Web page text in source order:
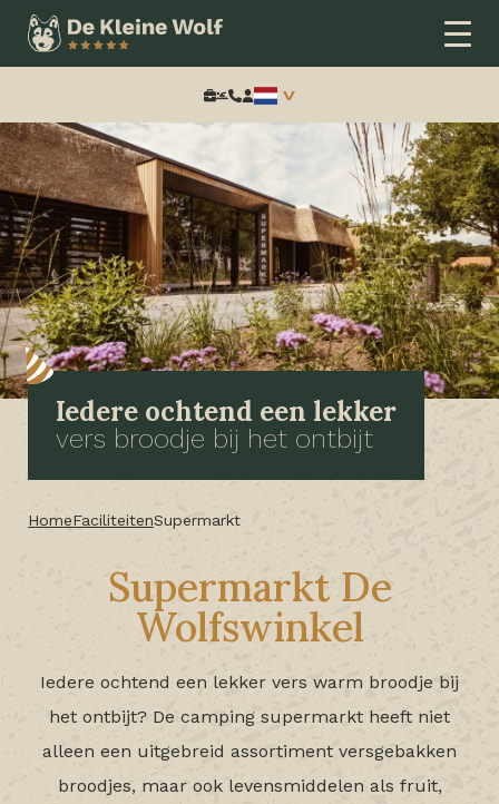
Zoeken:
Iedere ochtend een lekker
vers broodje bij het ontbijt
HomeFaciliteitenSupermarkt
Supermarkt De
Wolfswinkel
Iedere ochtend een lekker vers warm broodje bij
het ontbijt? De camping supermarkt heeft niet
alleen een uitgebreid assortiment versgebakken
broodjes, maar ook levensmiddelen als fruit,